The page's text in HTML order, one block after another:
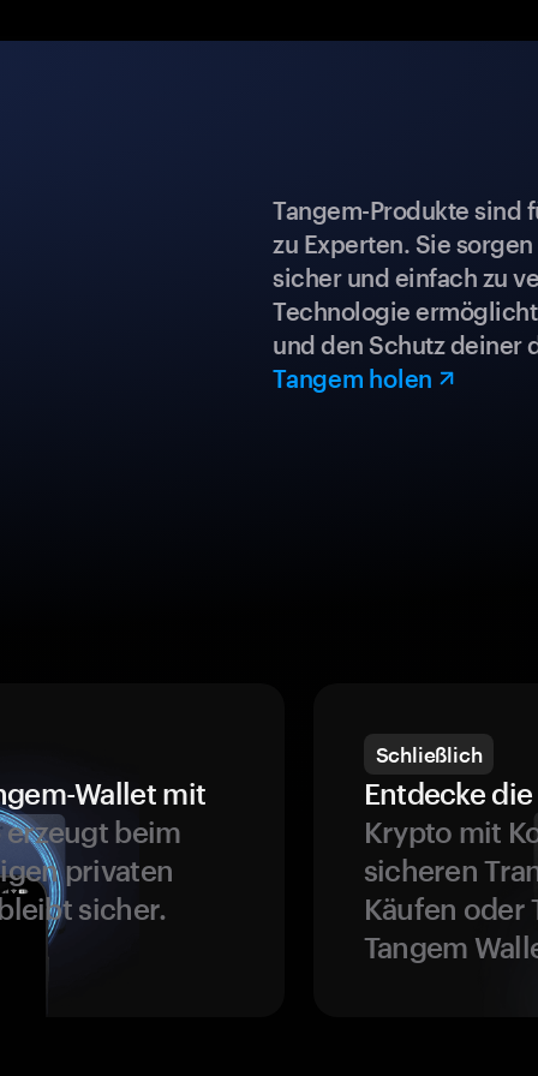
Tangem-Produkte sind
zu Experten. Sie
sicher und einfach zu
Technologie
und den Schutz deiner
Tangem holen
Wallet mit
beim
privaten
sicher.
Schließlich
Entdecke
Krypto mit
sicheren
Käufen oder
Tangem